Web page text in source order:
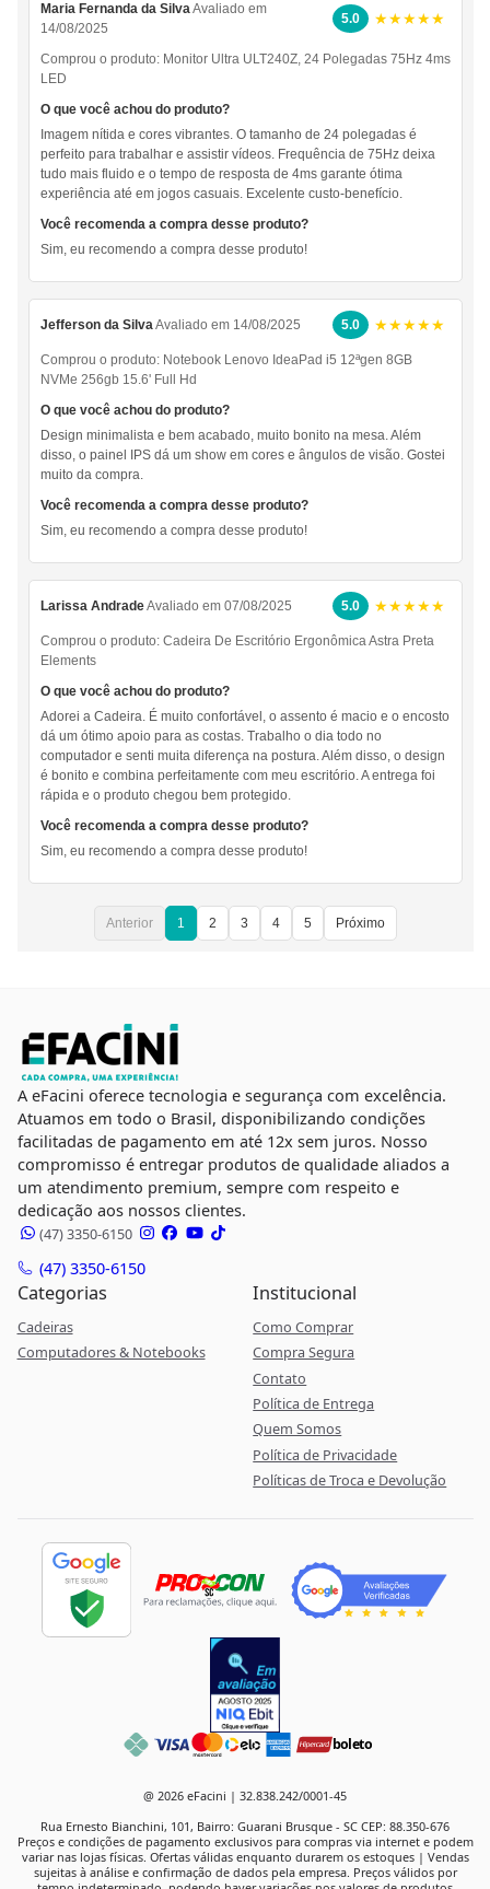
Maria Fernanda da SilvaAvaliado em
14/08/2025
5.0 ★★★★★
Comprou o produto: Monitor Ultra ULT240Z, 24 Polegadas 75Hz 4ms
LED
O que você achou do produto?
Imagem nítida e cores vibrantes. O tamanho de 24 polegadas é
perfeito para trabalhar e assistir vídeos. Frequência de 75Hz deixa
tudo mais fluido e o tempo de resposta de 4ms garante ótima
experiência até em jogos casuais. Excelente custo-benefício.
Você recomenda a compra desse produto?
Sim, eu recomendo a compra desse produto!
Jefferson da SilvaAvaliado em 14/08/2025 5.0 ★★★★★
Comprou o produto: Notebook Lenovo IdeaPad i5 12ªgen 8GB
NVMe 256gb 15.6' Full Hd
O que você achou do produto?
Design minimalista e bem acabado, muito bonito na mesa. Além
disso, o painel IPS dá um show em cores e ângulos de visão. Gostei
muito da compra.
Você recomenda a compra desse produto?
Sim, eu recomendo a compra desse produto!
Larissa AndradeAvaliado em 07/08/2025 5.0 ★★★★★
Comprou o produto: Cadeira De Escritório Ergonômica Astra Preta
Elements
O que você achou do produto?
Adorei a Cadeira. É muito confortável, o assento é macio e o encosto
dá um ótimo apoio para as costas. Trabalho o dia todo no
computador e senti muita diferença na postura. Além disso, o design
é bonito e combina perfeitamente com meu escritório. A entrega foi
rápida e o produto chegou bem protegido.
Você recomenda a compra desse produto?
Sim, eu recomendo a compra desse produto!
Anterior 1 2 3 4 5 Próximo
A eFacini oferece tecnologia e segurança com excelência.
Atuamos em todo o Brasil, disponibilizando condições
facilitadas de pagamento em até 12x sem juros. Nosso
compromisso é entregar produtos de qualidade aliados a
um atendimento premium, sempre com respeito e
dedicação aos nossos clientes.
(47) 3350-6150
(47) 3350-6150
Categorias
Cadeiras
Computadores & Notebooks
Institucional
Como Comprar
Compra Segura
Contato
Política de Entrega
Quem Somos
Política de Privacidade
Políticas de Troca e Devolução
boleto
@ 2026 eFacini | 32.838.242/0001-45
Rua Ernesto Bianchini, 101, Bairro: Guarani Brusque - SC CEP: 88.350-676
Preços e condições de pagamento exclusivos para compras via internet e podem
variar nas lojas físicas. Ofertas válidas enquanto durarem os estoques | Vendas
sujeitas à análise e confirmação de dados pela empresa. Preços válidos por